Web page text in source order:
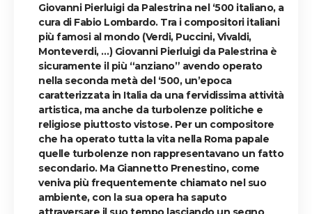
Giovanni Pierluigi da Palestrina nel ‘500 italiano, a
cura di Fabio Lombardo. Tra i compositori italiani
più famosi al mondo (Verdi, Puccini, Vivaldi,
Monteverdi, …) Giovanni Pierluigi da Palestrina è
sicuramente il più “anziano” avendo operato
nella seconda metà del ‘500, un’epoca
caratterizzata in Italia da una fervidissima attività
artistica, ma anche da turbolenze politiche e
religiose piuttosto vistose. Per un compositore
che ha operato tutta la vita nella Roma papale
quelle turbolenze non rappresentavano un fatto
secondario. Ma Giannetto Prenestino, come
veniva più frequentemente chiamato nel suo
ambiente, con la sua opera ha saputo